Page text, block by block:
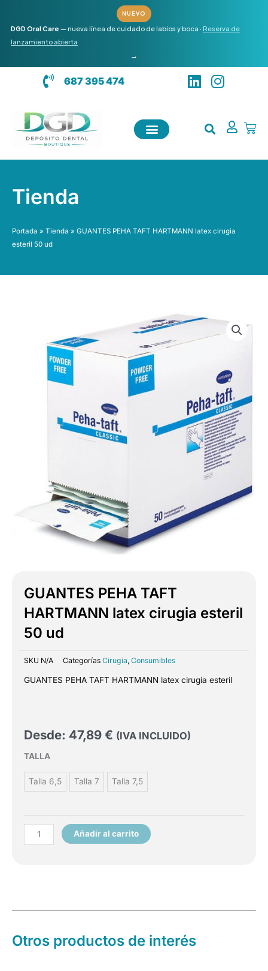
contenido
NUEVO
DGD Oral Care — nueva línea de cuidado de labios y boca · Reserva de
lanzamiento abierta
→
687 395 474
L
d
I
g
Tienda
Portada » Tienda » GUANTES PEHA TAFT HARTMANN latex cirugia
esteril 50 ud
GUANTES PEHA TAFT
HARTMANN latex cirugia esteril
50 ud
SKU N/A Categorías Cirugia, Consumibles
GUANTES PEHA TAFT HARTMANN latex cirugia esteril
Desde: 47,89 € (IVA INCLUIDO)
TALLA
Talla 6,5 Talla 7 Talla 7,5
GUANTES
TAFT
HARTMANN
esteril
50
Añadir al carrito
Otros productos de interés